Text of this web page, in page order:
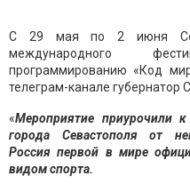
С 29 мая по 2 июня
международного
программированию «Код
телеграм-канале губернатор
«Мероприятие приурочили
города Севастополя от
Россия первой в мире
видом спорта.